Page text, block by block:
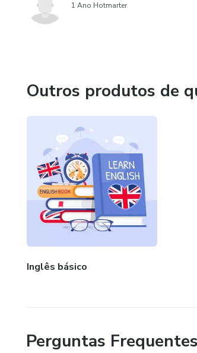
1 Ano Hotmarter
Outros produtos de
Inglês básico
Perguntas Frequentes